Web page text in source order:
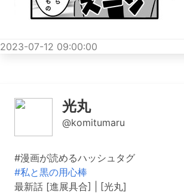
2023-07-12 09:00:00
光丸
@komitumaru
#漫画が読めるハッシュタグ
#私と黒の用心棒
最新話 [進展具合] | [光丸]